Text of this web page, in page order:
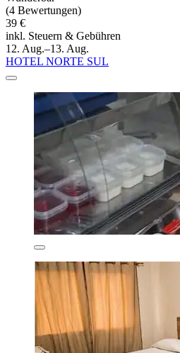
(4 Bewertungen)
39 €
inkl. Steuern & Gebühren
12. Aug.–13. Aug.
HOTEL NORTE SUL